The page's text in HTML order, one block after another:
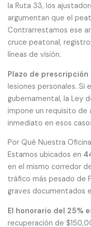
la Ruta 33, los
argumentan que el
Contrarrestamos ese
cruce peatonal,
líneas de visión.
Plazo de prescripción
lesiones personales. Si
gubernamental, la Ley
impone un requisito de
inmediato en esos
Por Qué Nuestra
Estamos ubicados en
en el mismo corredor
tráfico más pesado de
graves documentados
El honorario del 25%
recuperación de